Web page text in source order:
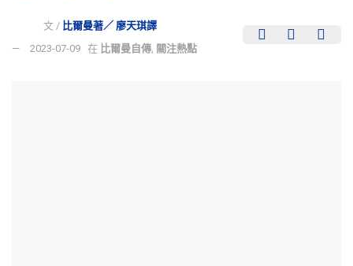
文 / 比爾曼著／ 廖天琪譯
2023-07-09 在 比爾曼自傳 關注熱點